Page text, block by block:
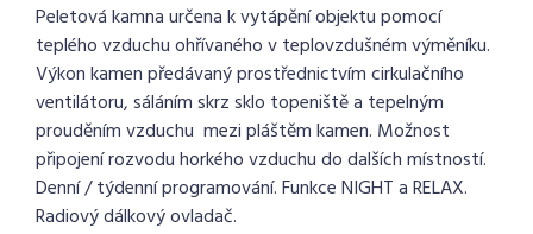
Peletová kamna určena k vytápění objektu pomocí
teplého vzduchu ohřívaného v teplovzdušném výměníku.
Výkon kamen předávaný prostřednictvím cirkulačního
ventilátoru, sáláním skrz sklo topeniště a tepelným
prouděním vzduchu mezi pláštěm kamen. Možnost
připojení rozvodu horkého vzduchu do dalších místností.
Denní / týdenní programování. Funkce NIGHT a RELAX.
Radiový dálkový ovladač.